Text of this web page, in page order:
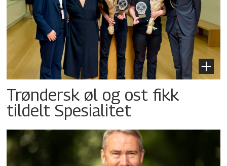
Trøndersk øl og ost fikk
tildelt Spesialitet